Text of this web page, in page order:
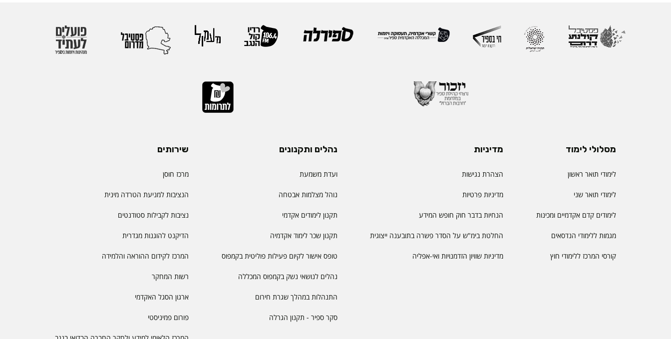
מסלולי לימוד
לימודי תואר ראשון
לימודי תואר שני
לימודים קדם אקדמיים ומכינות
מגמות ללימודי הנדסאים
קורסי המרכז ללימודי חוץ
מדיניות
הצהרת נגישות
מדיניות פרטיות
הנחיות בדבר חוק חופש המידע
החלטת בימ"ש על הסדר פשרה בתובענה ייצוגית
מדיניות שוויון הזדמנויות ואי-אפליה
נהלים ותקנונים
ועדת משמעת
נוהל מצלמות אבטחה
תקנון לימודים אקדמי
תקנון שכר לימוד אקדמיה
טופס אישור לקיום פעילות פוליטית בקמפוס
נהלים לנושאי נשק בקמפוס המכללה
התנהלות במהלך שגרת חירום
סקר ספיר - תקנון הגרלה
שירותים
מרכז חוסן
הנציבות למניעת הטרדה מינית
נציבות לקבילות סטודנטים
הדיקנט להוגנות מגדרית
המרכז לקידום ההוראה והלמידה
רשות המחקר
ארגון הסגל האקדמי
פורום פמיניסטי